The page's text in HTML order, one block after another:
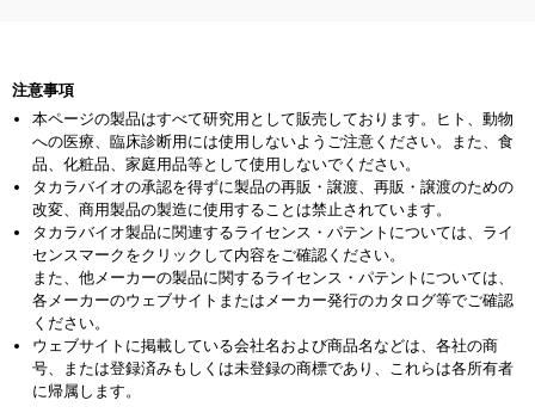
注意事項
本ページの製品はすべて研究用として販売しております。ヒト、動物
への医療、臨床診断用には使用しないようご注意ください。また、食
品、化粧品、家庭用品等として使用しないでください。
タカラバイオの承認を得ずに製品の再販・譲渡、再販・譲渡のための
改変、商用製品の製造に使用することは禁止されています。
タカラバイオ製品に関連するライセンス・パテントについては、ライ
センスマークをクリックして内容をご確認ください。
また、他メーカーの製品に関するライセンス・パテントについては、
各メーカーのウェブサイトまたはメーカー発行のカタログ等でご確認
ください。
ウェブサイトに掲載している会社名および商品名などは、各社の商
号、または登録済みもしくは未登録の商標であり、これらは各所有者
に帰属します。